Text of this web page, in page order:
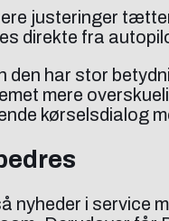
justeringer
direkte fra
den har stor
mere
kørselsdialog
nyheder i service